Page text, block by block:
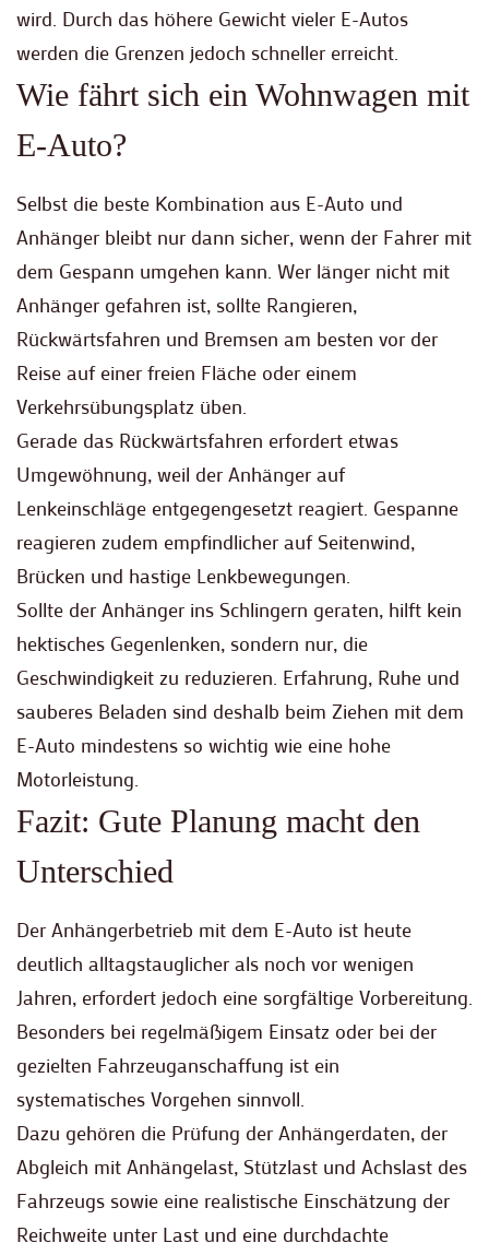
wird. Durch das höhere Gewicht vieler E-Autos
werden die Grenzen jedoch schneller erreicht.
Wie fährt sich ein Wohnwagen mit
E-Auto?
Selbst die beste Kombination aus E-Auto und
Anhänger bleibt nur dann sicher, wenn der Fahrer mit
dem Gespann umgehen kann. Wer länger nicht mit
Anhänger gefahren ist, sollte Rangieren,
Rückwärtsfahren und Bremsen am besten vor der
Reise auf einer freien Fläche oder einem
Verkehrsübungsplatz üben.
Gerade das Rückwärtsfahren erfordert etwas
Umgewöhnung, weil der Anhänger auf
Lenkeinschläge entgegengesetzt reagiert. Gespanne
reagieren zudem empfindlicher auf Seitenwind,
Brücken und hastige Lenkbewegungen.
Sollte der Anhänger ins Schlingern geraten, hilft kein
hektisches Gegenlenken, sondern nur, die
Geschwindigkeit zu reduzieren. Erfahrung, Ruhe und
sauberes Beladen sind deshalb beim Ziehen mit dem
E-Auto mindestens so wichtig wie eine hohe
Motorleistung.
Fazit: Gute Planung macht den
Unterschied
Der Anhängerbetrieb mit dem E-Auto ist heute
deutlich alltagstauglicher als noch vor wenigen
Jahren, erfordert jedoch eine sorgfältige Vorbereitung.
Besonders bei regelmäßigem Einsatz oder bei der
gezielten Fahrzeuganschaffung ist ein
systematisches Vorgehen sinnvoll.
Dazu gehören die Prüfung der Anhängerdaten, der
Abgleich mit Anhängelast, Stützlast und Achslast des
Fahrzeugs sowie eine realistische Einschätzung der
Reichweite unter Last und eine durchdachte